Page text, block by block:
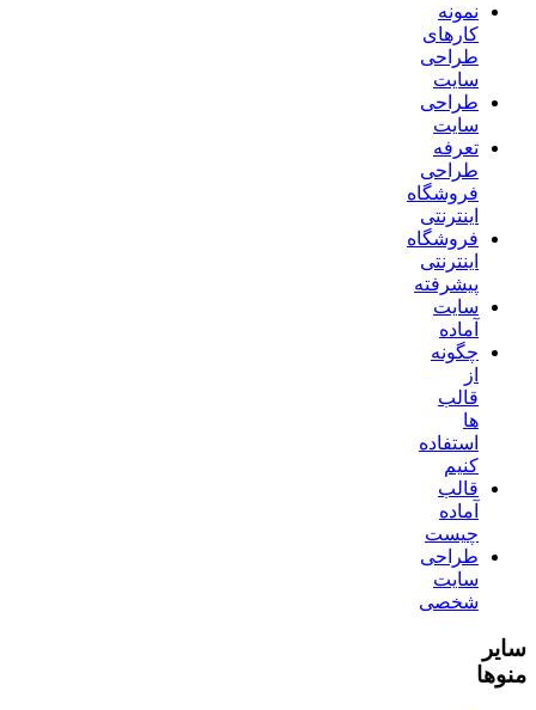
نمونه
کارهای
طراحی
سایت
طراحی
سایت
تعرفه
طراحی
فروشگاه
اینترنتی
فروشگاه
اینترنتی
پیشرفته
سایت
آماده
چگونه
از
قالب
ها
استفاده
کنیم
قالب
آماده
چیست
طراحی
سایت
شخصی
سایر
منوها